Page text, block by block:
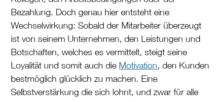
Bezahlung. Doch genau hier entsteht eine
Wechselwirkung: Sobald der Mitarbeiter überzeugt
ist von seinem Unternehmen, den Leistungen und
Botschaften, welches es vermittelt, steigt seine
Loyalität und somit auch die Motivation, den Kunden
bestmöglich glücklich zu machen. Eine
Selbstverstärkung die sich lohnt, und zwar für alle